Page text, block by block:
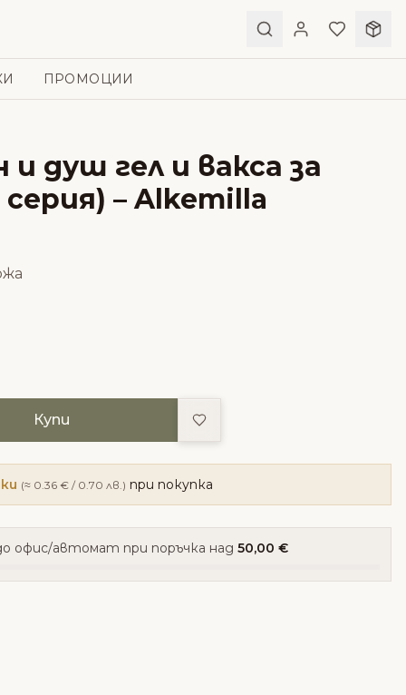
ПРОМОЦИИ
душ гел и вакса за
– Alkemilla
Купи Добави в любими
(≈ 0.36 € / 0.70 лв.) при покупка
офис/автомат при поръчка над 50,00 €